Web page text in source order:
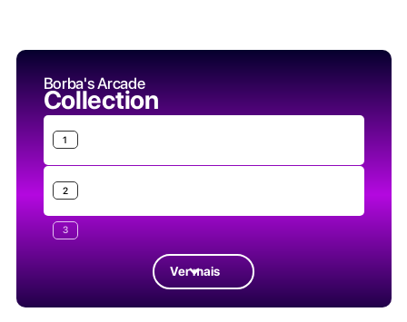
Borba's Arcade
Collection
1
2
3
Ver mais